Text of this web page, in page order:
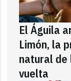
El Águila
Limón, la
natural de
vuelta